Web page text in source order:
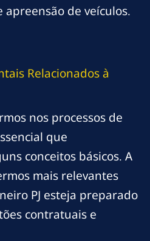
apreensão de veículos.
Relacionados à
nos processos de
que
conceitos básicos. A
mais relevantes
PJ esteja preparado
contratuais e